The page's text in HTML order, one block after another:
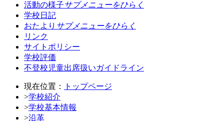
活動の様子サブメニューをひらく
学校日記
おたより サブメニューをひらく
リンク
サイトポリシー
学校評価
不登校児童出席扱いガイドライン
現在位置：
トップページ
>学校紹介
>学校基本情報
>沿革